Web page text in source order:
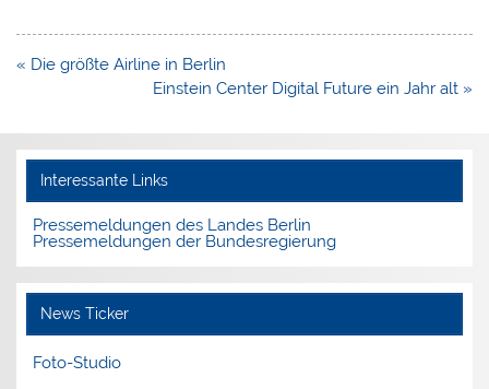
Beitragsnavigation
« Die größte Airline in Berlin
Einstein Center Digital Future ein Jahr alt »
Interessante Links
Pressemeldungen des Landes Berlin
Pressemeldungen der Bundesregierung
News Ticker
Foto-Studio